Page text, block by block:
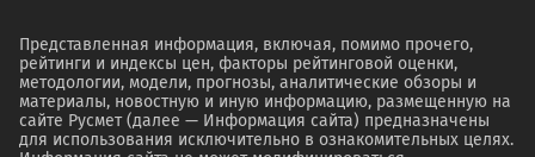
Представленная информация, включая, помимо прочего,
рейтинги и индексы цен, факторы рейтинговой оценки,
методологии, модели, прогнозы, аналитические обзоры и
материалы, новостную и иную информацию, размещенную на
сайте Русмет (далее — Информация сайта) предназначены
для использования исключительно в ознакомительных целях.